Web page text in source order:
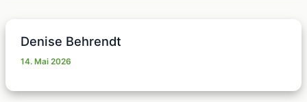
Denise Behrendt
14. Mai 2026